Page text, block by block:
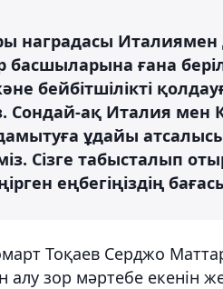
наградасы
ғана
бейбітшілікті
Сондай-ақ Италия мен
ұдайы
Сізге табысталып
еңбегіңіздің
Тоқаев Серджо
алу зор мәртебе екенін